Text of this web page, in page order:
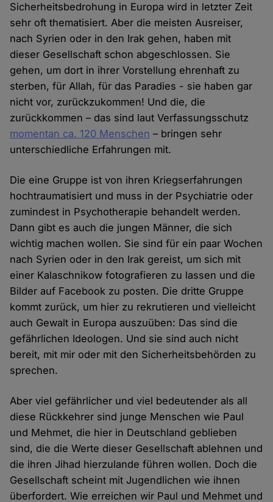
Sicherheitsbedrohung in Europa wird in letzter Zeit
sehr oft thematisiert. Aber die meisten Ausreiser,
nach Syrien oder in den Irak gehen, haben mit
dieser Gesellschaft schon abgeschlossen. Sie
gehen, um dort in ihrer Vorstellung ehrenhaft zu
sterben, für Allah, für das Paradies - sie haben gar
nicht vor, zurückzukommen! Und die, die
zurückkommen – das sind laut Verfassungsschutz
momentan ca. 120 Menschen – bringen sehr
unterschiedliche Erfahrungen mit.
Die eine Gruppe ist von ihren Kriegserfahrungen
hochtraumatisiert und muss in der Psychiatrie oder
zumindest in Psychotherapie behandelt werden.
Dann gibt es auch die jungen Männer, die sich
wichtig machen wollen. Sie sind für ein paar Wochen
nach Syrien oder in den Irak gereist, um sich mit
einer Kalaschnikow fotografieren zu lassen und die
Bilder auf Facebook zu posten. Die dritte Gruppe
kommt zurück, um hier zu rekrutieren und vielleicht
auch Gewalt in Europa auszuüben: Das sind die
gefährlichen Ideologen. Und sie sind auch nicht
bereit, mit mir oder mit den Sicherheitsbehörden zu
sprechen.
Aber viel gefährlicher und viel bedeutender als all
diese Rückkehrer sind junge Menschen wie Paul
und Mehmet, die hier in Deutschland geblieben
sind, die die Werte dieser Gesellschaft ablehnen und
die ihren Jihad hierzulande führen wollen. Doch die
Gesellschaft scheint mit Jugendlichen wie ihnen
überfordert. Wie erreichen wir Paul und Mehmet und